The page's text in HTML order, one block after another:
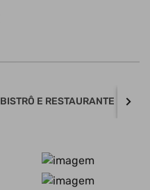
BISTRÔ E RESTAURANTE